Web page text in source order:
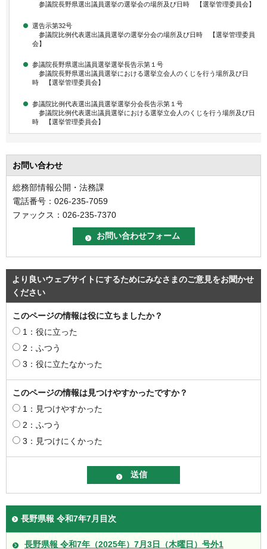
参議院長野県選出議員選挙の選挙会の場所及び日時 【選挙管理委員会】
選告示第32号
参議院比例代表選出議員選挙の選挙分会の場所及び日時 【選挙管理委員
会】
参議院長野県選出議員選挙選挙長告示第１号
参議院長野県選出議員選挙における選挙立会人のくじを行う場所及び日
時 【選挙管理委員会】
参議院比例代表選出議員選挙選挙分会長告示第１号
参議院比例代表選出議員選挙における選挙立会人のくじを行う場所及び日
時 【選挙管理委員会】
お問い合わせ
総務部情報公開・法務課
電話番号：026-235-7059
ファックス：026-235-7370
より良いウェブサイトにするためにみなさまのご意見をお聞かせ
ください
このページの情報は役に立ちましたか？
1：役に立った
2：ふつう
3：役に立たなかった
このページの情報は見つけやすかったですか？
1：見つけやすかった
2：ふつう
3：見つけにくかった
長野県報 令和7年7月目次
長野県報 令和7年（2025年）7月3日（木曜日）号外1